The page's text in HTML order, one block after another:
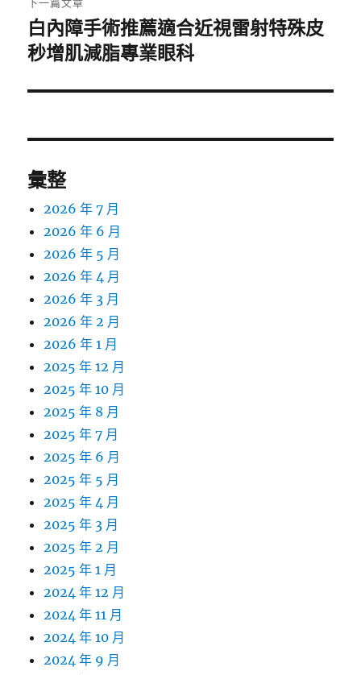
下
一
文
白內障手術推薦適合近視雷射特殊皮
秒增肌減脂專業眼科
彙整
2026 年 7 月
2026 年 6 月
2026 年 5 月
2026 年 4 月
2026 年 3 月
2026 年 2 月
2026 年 1 月
2025 年 12 月
2025 年 10 月
2025 年 8 月
2025 年 7 月
2025 年 6 月
2025 年 5 月
2025 年 4 月
2025 年 3 月
2025 年 2 月
2025 年 1 月
2024 年 12 月
2024 年 11 月
2024 年 10 月
2024 年 9 月